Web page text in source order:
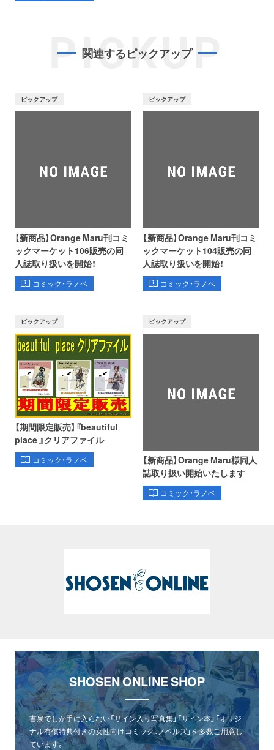
PICKUP
関連するピックアップ
ピックアップ
【新商品】Orange Maru刊コミ
ックマーケット106販売の同
人誌取り扱いを開始！
コミック・ラノベ
ピックアップ
【新商品】Orange Maru刊コミ
ックマーケット104販売の同
人誌取り扱いを開始！
コミック・ラノベ
ピックアップ
【期間限定販売】『beautiful
place 』クリアファイル
コミック・ラノベ
ピックアップ
【新商品】Orange Maru様同人
誌取り扱い開始いたします
コミック・ラノベ
SHOSEN ONLINE SHOP
書泉でしか手に入らない「サイン入り写真集」「サイン本」「オリジ
ナル有償特典付きの女性向けコミック、ノベルズ」を多数ご用意し
ています。